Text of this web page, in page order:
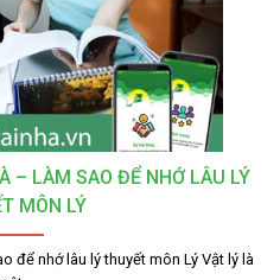
– LÀM SAO ĐỂ NHỚ LÂU LÝ
MÔN LÝ
để nhớ lâu lý thuyết môn Lý Vật lý là